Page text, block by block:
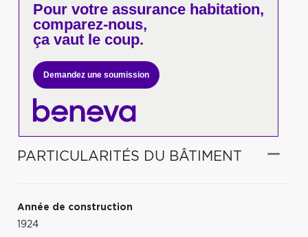
Pour votreassurance habitation,
comparez-nous,
ça vaut le coup.
Demandez une soumission
PARTICULARITÉS DU BÂTIMENT
Année de construction
1924